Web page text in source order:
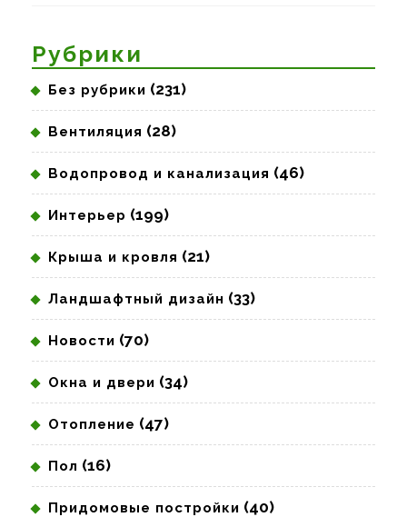
Рубрики
Без рубрики (231)
Вентиляция (28)
Водопровод и канализация (46)
Интерьер (199)
Крыша и кровля (21)
Ландшафтный дизайн (33)
Новости (70)
Окна и двери (34)
Отопление (47)
Пол (16)
Придомовые постройки (40)